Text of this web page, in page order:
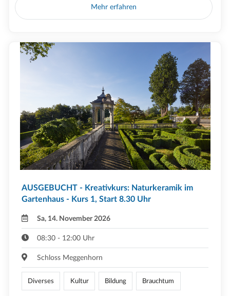
Mehr erfahren
AUSGEBUCHT - Kreativkurs: Naturkeramik im
Gartenhaus - Kurs 1, Start 8.30 Uhr
Sa, 14. November 2026
08:30 - 12:00 Uhr
Schloss Meggenhorn
Diverses Kultur Bildung Brauchtum